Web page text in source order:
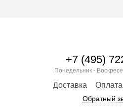
+7 (495)
Понедельник -
Доставка Оплата
Обратный